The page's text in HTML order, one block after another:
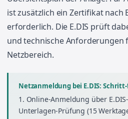
ist zusätzlich ein Zertifikat nach
erforderlich. Die E.DIS prüft
und technische Anforderungen
Netzbereich.
Netzanmeldung bei E.DIS:
1. Online-Anmeldung über
Unterlagen-Prüfung (15